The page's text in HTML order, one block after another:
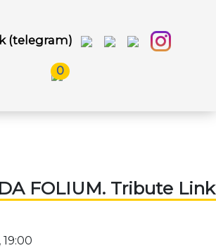
(telegram)
0
FOLIUM. Tribute